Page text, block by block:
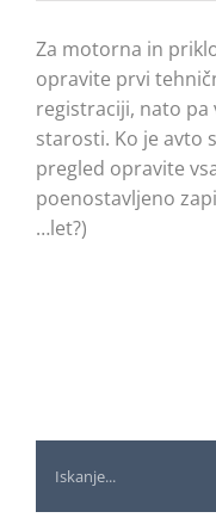
Za motorna in
opravite prvi
registraciji, nato pa
starosti. Ko je avto
pregled opravite
poenostavljeno
…let?)